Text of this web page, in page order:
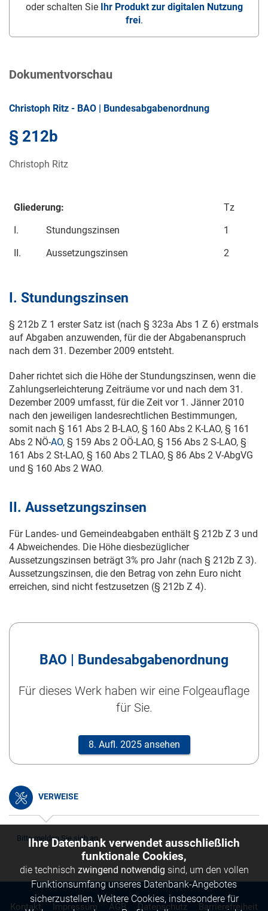
oder schalten Sie Ihr Produkt zur digitalen Nutzung
frei.
Dokumentvorschau
Christoph Ritz - BAO | Bundesabgabenordnung
§ 212b
Christoph Ritz
Gliederung:
Tz
I.
Stundungszinsen
1
II.
Aussetzungszinsen 2
I. Stundungszinsen
§ 212b Z 1 erster Satz ist (nach § 323a Abs 1 Z 6) erstmals
auf Abgaben anzuwenden, für die der Abgabenanspruch
nach dem 31. Dezember 2009 entsteht.
Daher richtet sich die Höhe der Stundungszinsen, wenn die
Zahlungserleichterung Zeiträume vor und nach dem 31.
Dezember 2009 umfasst, für die Zeit vor 1. Jänner 2010
nach den jeweiligen landesrechtlichen Bestimmungen,
somit nach § 161 Abs 2 B-LAO, § 160 Abs 2 K-LAO, § 161
Abs 2 NÖ-AO, § 159 Abs 2 OÖ-LAO, § 156 Abs 2 S-LAO, §
161 Abs 2 St-LAO, § 160 Abs 2 TLAO, § 86 Abs 2 V-AbgVG
und § 160 Abs 2 WAO.
II. Aussetzungszinsen
Für Landes- und Gemeindeabgaben enthält § 212b Z 3 und
4 Abweichendes. Die Höhe diesbezüglicher
Aussetzungszinsen beträgt 3% pro Jahr (nach § 212b Z 3).
Aussetzungszinsen, die den Betrag von zehn Euro nicht
erreichen, sind nicht festzusetzen (§ 212b Z 4).
BAO | Bundesabgabenordnung
Für dieses Werk haben wir eine Folgeauflage
für Sie.
8. Aufl. 2025 ansehen
VERWEISE
Bitte melden Sie sich an.
Kontakt Impressum AGB Datenschutz Barrierefreiheit
Ihre Datenbank verwendet ausschließlich
funktionale Cookies,
die technisch zwingend notwendig sind, um den vollen
Funktionsumfang unseres Datenbank-Angebotes
sicherzustellen. Weitere Cookies, insbesondere für